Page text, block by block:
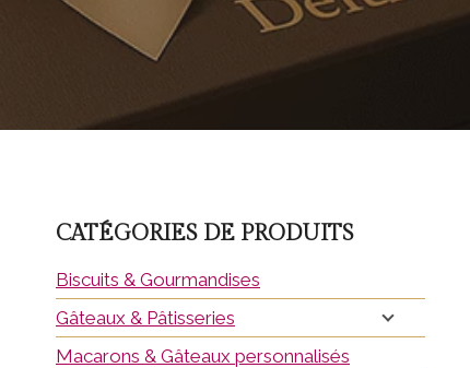
CATÉGORIES DE PRODUITS
Biscuits & Gourmandises
Gâteaux & Pâtisseries
Macarons & Gâteaux personnalisés